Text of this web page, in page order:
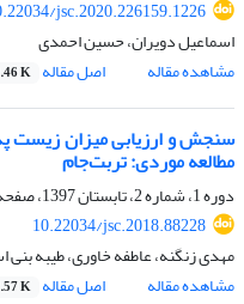
jsc.2020.226159.1226
اسماعیل دویران، حسین احمدی
مشاهده مقاله
اصل مقاله K
سنجش و ارزیابی میزان زیست
مطالعه موردی: تربت‌جام
دوره 1، شماره 2، تابستان 1397، صفحه
10.22034/jsc.2018.88228
مهدی زنگنه، عاطفه خاوری، طیبه بنی
مشاهده مقاله
اصل مقاله K